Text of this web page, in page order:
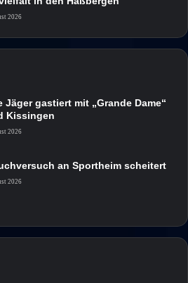
2026
Jäger gastiert mit „Grande Dame“
Kissingen
2026
an Sportheim scheitert
2026